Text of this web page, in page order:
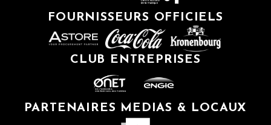
FOURNISSEURS OFFICIELS
CLUB ENTREPRISES
PARTENAIRES MEDIAS & LOCAUX